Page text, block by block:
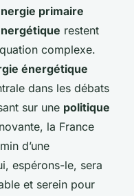
primaire
restent
complexe.
énergétique
dans les débats
sur une politique
la France
d’une
espérons-le, sera
et serein pour